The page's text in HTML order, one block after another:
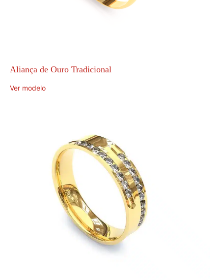
Aliança de Ouro Tradicional
Ver modelo